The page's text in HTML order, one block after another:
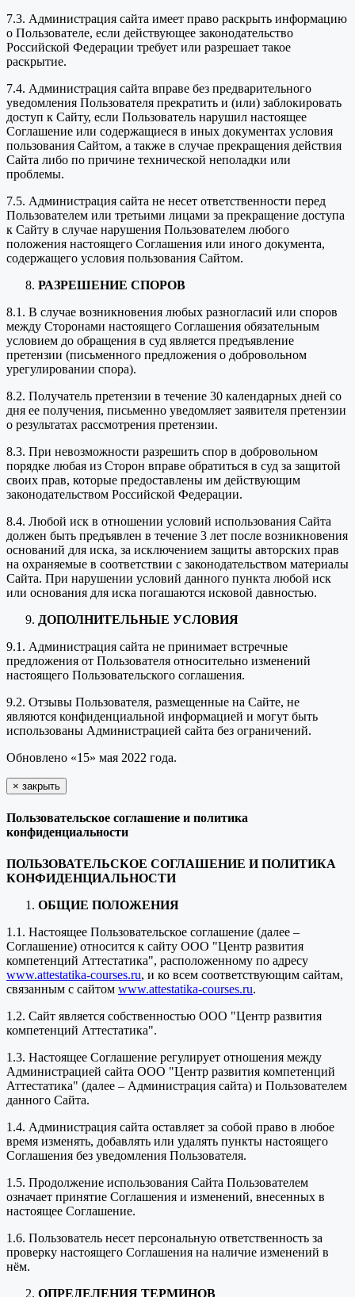
7.3. Администрация сайта имеет право раскрыть информацию
о Пользователе, если действующее законодательство
Российской Федерации требует или разрешает такое
раскрытие.
7.4. Администрация сайта вправе без предварительного
уведомления Пользователя прекратить и (или) заблокировать
доступ к Сайту, если Пользователь нарушил настоящее
Соглашение или содержащиеся в иных документах условия
пользования Сайтом, а также в случае прекращения действия
Сайта либо по причине технической неполадки или
проблемы.
7.5. Администрация сайта не несет ответственности перед
Пользователем или третьими лицами за прекращение доступа
к Сайту в случае нарушения Пользователем любого
положения настоящего Соглашения или иного документа,
содержащего условия пользования Сайтом.
РАЗРЕШЕНИЕ СПОРОВ
8.1. В случае возникновения любых разногласий или споров
между Сторонами настоящего Соглашения обязательным
условием до обращения в суд является предъявление
претензии (письменного предложения о добровольном
урегулировании спора).
8.2. Получатель претензии в течение 30 календарных дней со
дня ее получения, письменно уведомляет заявителя претензии
о результатах рассмотрения претензии.
8.3. При невозможности разрешить спор в добровольном
порядке любая из Сторон вправе обратиться в суд за защитой
своих прав, которые предоставлены им действующим
законодательством Российской Федерации.
8.4. Любой иск в отношении условий использования Сайта
должен быть предъявлен в течение 3 лет после возникновения
оснований для иска, за исключением защиты авторских прав
на охраняемые в соответствии с законодательством материалы
Сайта. При нарушении условий данного пункта любой иск
или основания для иска погашаются исковой давностью.
ДОПОЛНИТЕЛЬНЫЕ УСЛОВИЯ
9.1. Администрация сайта не принимает встречные
предложения от Пользователя относительно изменений
настоящего Пользовательского соглашения.
9.2. Отзывы Пользователя, размещенные на Сайте, не
являются конфиденциальной информацией и могут быть
использованы Администрацией сайта без ограничений.
Обновлено «15» мая 2022 года.
× закрыть
Пользовательское соглашение и политика
конфиденциальности
ПОЛЬЗОВАТЕЛЬСКОЕ СОГЛАШЕНИЕ И ПОЛИТИКА
КОНФИДЕНЦИАЛЬНОСТИ
ОБЩИЕ ПОЛОЖЕНИЯ
1.1. Настоящее Пользовательское соглашение (далее –
Соглашение) относится к сайту ООО "Центр развития
компетенций Аттестатика", расположенному по адресу
www.attestatika-courses.ru, и ко всем соответствующим сайтам,
связанным с сайтом www.attestatika-courses.ru.
1.2. Сайт является собственностью ООО "Центр развития
компетенций Аттестатика".
1.3. Настоящее Соглашение регулирует отношения между
Администрацией сайта ООО "Центр развития компетенций
Аттестатика" (далее – Администрация сайта) и Пользователем
данного Сайта.
1.4. Администрация сайта оставляет за собой право в любое
время изменять, добавлять или удалять пункты настоящего
Соглашения без уведомления Пользователя.
1.5. Продолжение использования Сайта Пользователем
означает принятие Соглашения и изменений, внесенных в
настоящее Соглашение.
1.6. Пользователь несет персональную ответственность за
проверку настоящего Соглашения на наличие изменений в
нём.
ОПРЕДЕЛЕНИЯ ТЕРМИНОВ